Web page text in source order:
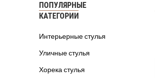
ПОПУЛЯРНЫЕ
КАТЕГОРИИ
Интерьерные стулья
Уличные стулья
Хорека стулья